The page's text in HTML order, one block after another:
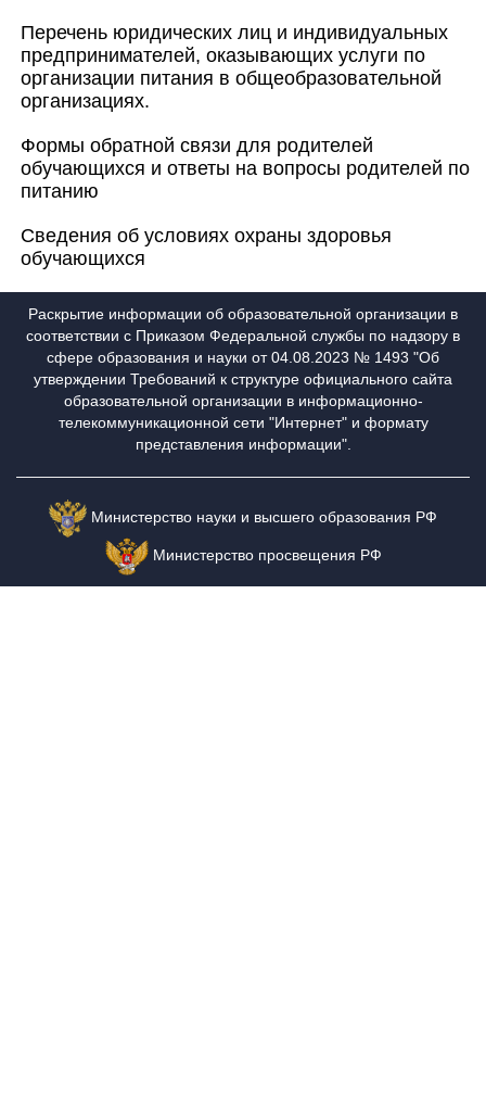
Перечень юридических лиц и индивидуальных
предпринимателей, оказывающих услуги по
организации питания в общеобразовательной
организациях.
Формы обратной связи для родителей
обучающихся и ответы на вопросы родителей по
питанию
Сведения об условиях охраны здоровья
обучающихся
Раскрытие информации об образовательной организации в
соответствии с Приказом Федеральной службы по надзору в
сфере образования и науки от 04.08.2023 № 1493 "Об
утверждении Требований к структуре официального сайта
образовательной организации в информационно-
телекоммуникационной сети "Интернет" и формату
представления информации".
Министерство науки и высшего образования РФ
Министерство просвещения РФ